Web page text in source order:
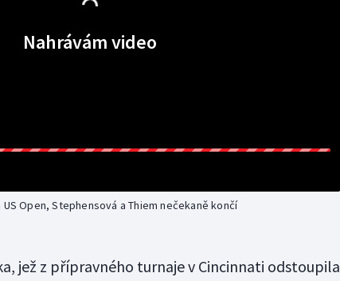
Nahrávám video
Open, Stephensová a Thiem nečekaně končí
jež z přípravného turnaje v Cincinnati odstoupila